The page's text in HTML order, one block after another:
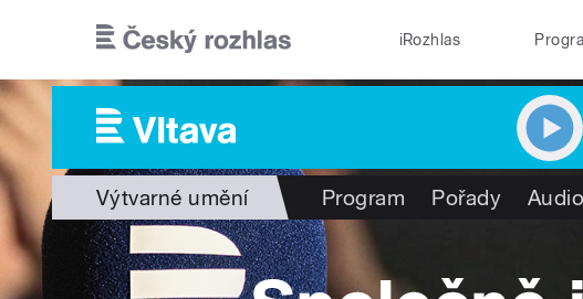
iRozhlas
Výtvarné umění Program Pořady